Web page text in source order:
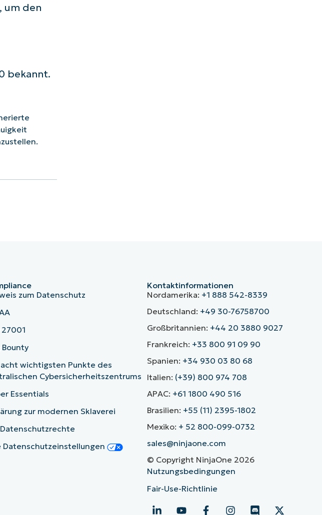
um den
bekannt.
zum Datenschutz
27001
Bounty
acht wichtigsten Punkte des
Cybersicherheitszentrums
Essentials
zur modernen Sklaverei
Datenschutzeinstellungen
Kontaktinformationen
Nordamerika: +1 888 542-8339
Deutschland: +49 30-76758700
Großbritannien: +44 20 3880 9027
Frankreich: +33 800 91 09 90
Spanien: +34 930 03 80 68
Italien: (+39) 800 974 708
APAC: +61 1800 490 516
Brasilien: +55 (11) 2395-1802
Mexiko: + 52 800-099-0732
sales@ninjaone.com
© Copyright NinjaOne 2026
Nutzungsbedingungen
Fair-Use-Richtlinie